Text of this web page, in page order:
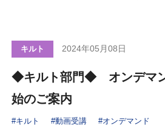
キルト 2024年05月08日
◆キルト部門◆ オンデマ
始のご案内
#キルト #動画受講 #オンデマンド